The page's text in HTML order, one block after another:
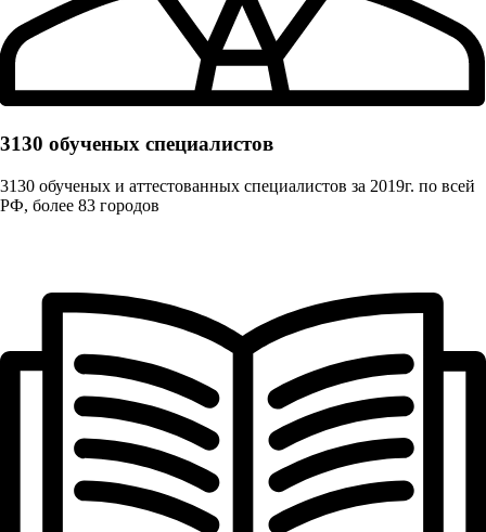
3130 обученых cпециалистов
3130 обученых и аттестованных специалистов за 2019г. по всей
РФ, более 83 городов